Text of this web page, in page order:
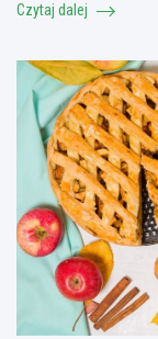
Czytaj dalej